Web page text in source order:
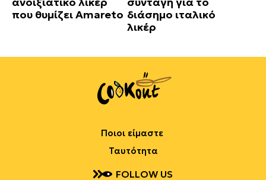
που θυμίζει Amareto διάσημο ιταλικό
λικέρ
Ποιοι είμαστε
Ταυτότητα
FOLLOW US